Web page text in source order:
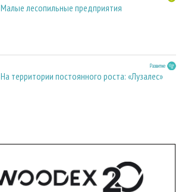
Малые лесопильные предприятия
Развитие
На территории постоянного роста: «Лузалес»